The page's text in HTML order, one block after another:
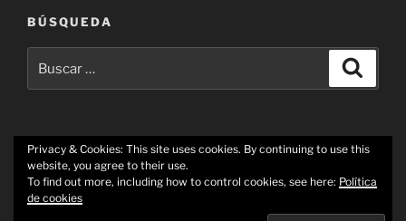
BÚSQUEDA
Youtube FacebookTwitter
Famosos
Videoartistas
electrónico
Privacy & Cookies: This site uses cookies. By continuing to use this
website, you agree to their use.
To find out more, including how to control cookies, see here: Política
de cookies